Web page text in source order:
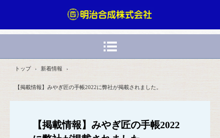
トップ › 新着情報 ›
【掲載情報】みやぎ匠の手帳2022に弊社が掲載されました。
【掲載情報】みやぎ匠の手帳2022